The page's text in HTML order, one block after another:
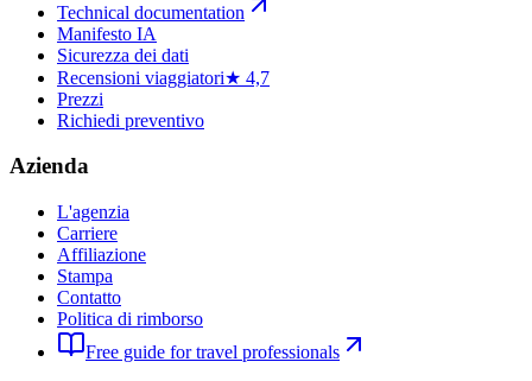
Technical documentation
Manifesto IA
Sicurezza dei dati
Recensioni viaggiatori★ 4,7
Prezzi
Richiedi preventivo
Azienda
L'agenzia
Carriere
Affiliazione
Stampa
Contatto
Politica di rimborso
Free guide for travel professionals